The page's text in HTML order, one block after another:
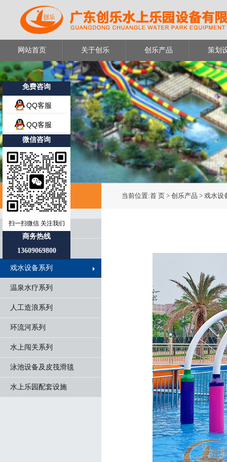
网站首页 关于创乐 创乐产品 策划
创乐产品 当前位置:首 页 > 创乐产品 > 戏水设
水滑梯系列
水屋水寨系列
戏水设备系列
温泉水疗系列
人工造浪系列
环流河系列
水上闯关系列
泳池设备及皮筏滑毯
水上乐园配套设施
免费咨询
QQ客服
QQ客服
微信咨询
扫一扫微信 关注我们
商务热线
13609069800